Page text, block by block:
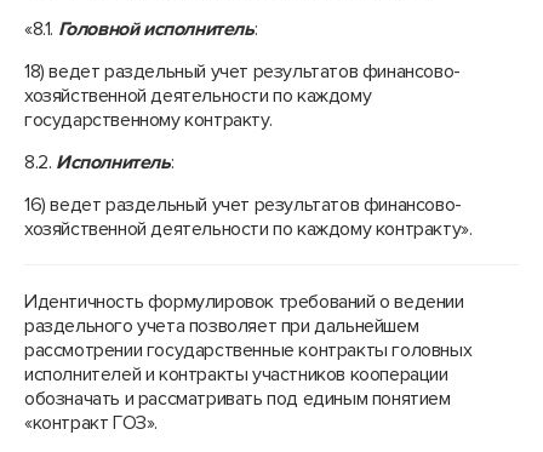
«8.1. Головной исполнитель:
18) ведет раздельный учет результатов финансово-
хозяйственной деятельности по каждому
государственному контракту.
8.2. Исполнитель:
16) ведет раздельный учет результатов финансово-
хозяйственной деятельности по каждому контракту».
Идентичность формулировок требований о ведении
раздельного учета позволяет при дальнейшем
рассмотрении государственные контракты головных
исполнителей и контракты участников кооперации
обозначать и рассматривать под единым понятием
«контракт ГОЗ».